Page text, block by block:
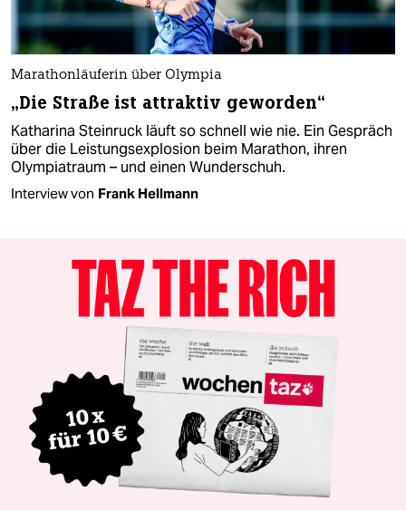
Marathonläuferin über Olympia
„Die Straße ist attraktiv geworden“
Katharina Steinruck läuft so schnell wie nie. Ein Gespräch
über die Leistungsexplosion beim Marathon, ihren
Olympiatraum – und einen Wunderschuh.
Interview von Frank Hellmann